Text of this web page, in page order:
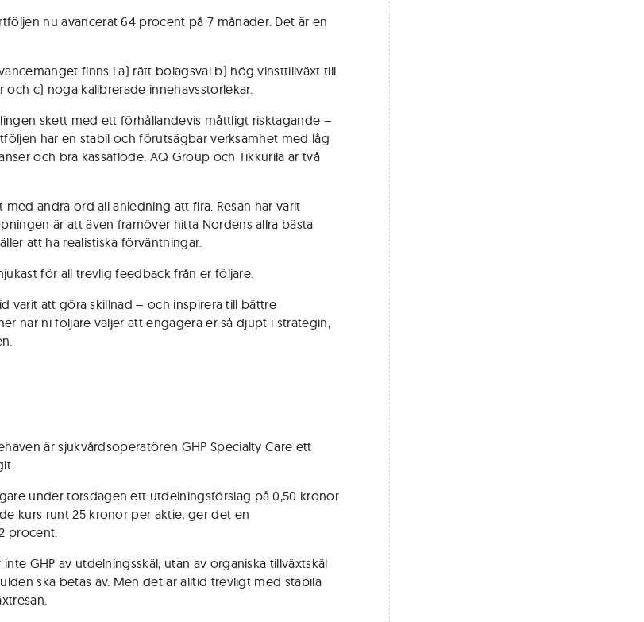
nu avancerat 64 procent på 7 månader. Det är en
finns i a) rätt bolagsval b) hög vinsttillväxt till
och c) noga kalibrerade innehavsstorlekar.
skett med ett förhållandevis måttligt risktagande –
har en stabil och förutsägbar verksamhet med låg
och bra kassaflöde. AQ Group och Tikkurila är två
med andra ord all anledning att fira. Resan har varit
är att även framöver hitta Nordens allra bästa
att ha realistiska förväntningar.
för all trevlig feedback från er följare.
varit att göra skillnad – och inspirera till bättre
när ni följare väljer att engagera er så djupt i strategin,
är sjukvårdsoperatören GHP Specialty Care ett
under torsdagen ett utdelningsförslag på 0,50 kronor
kurs runt 25 kronor per aktie, ger det en
procent.
GHP av utdelningsskäl, utan av organiska tillväxtskäl
ska betas av. Men det är alltid trevligt med stabila